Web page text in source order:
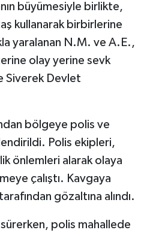
büyümesiyle birlikte,
kullanarak birbirlerine
yaralanan N.M. ve A.E.,
olay yerine sevk
Siverek Devlet
bölgeye polis ve
Polis ekipleri,
önlemleri alarak olaya
çalıştı. Kavgaya
gözaltına alındı.
polis mahallede